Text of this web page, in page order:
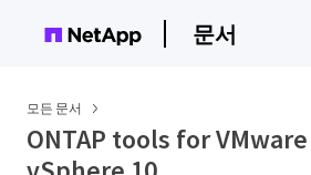
문서
모든 문서
ONTAP tools for VMware